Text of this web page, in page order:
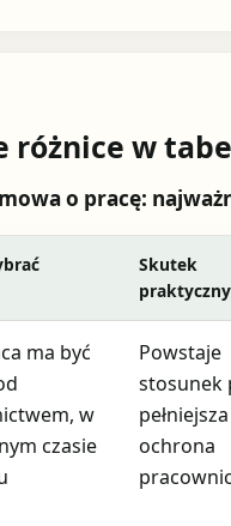
różnice w
o pracę:
Skutek
praktyczny
ma być
w
czasie
Powstaje
stosunek
pełniejsza
ochrona